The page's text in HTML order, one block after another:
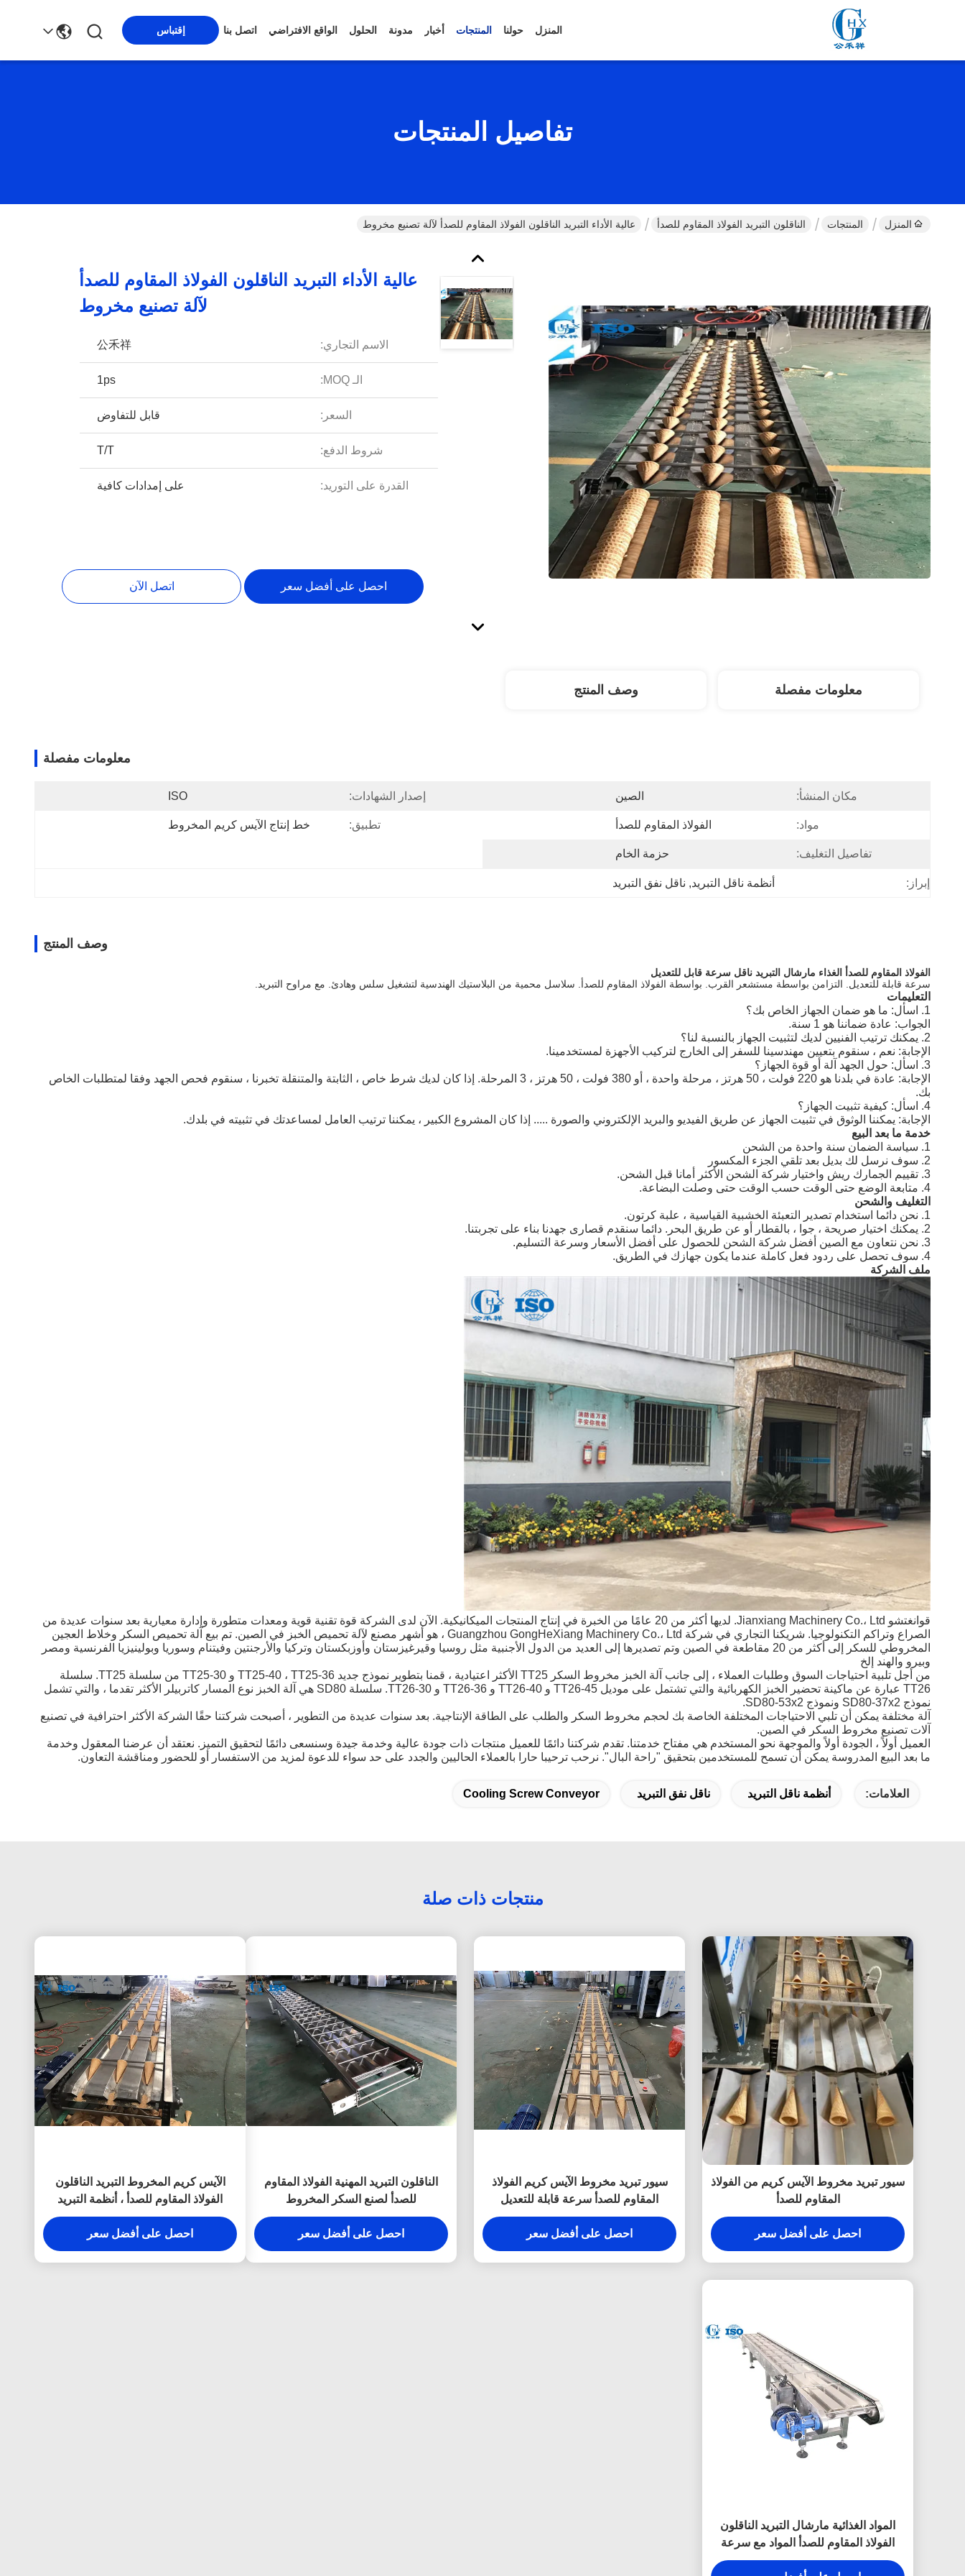
المنزل حولنا المنتجات أخبار مدونة الحلول الواقع الافتراضي اتصل بنا إقتباس
تفاصيل المنتجات
المنزل المنتجات الناقلون التبريد الفولاذ المقاوم للصدأ عالية الأداء التبريد الناقلون الفولاذ المقاوم للصدأ لآلة تصنيع مخروط
عالية الأداء التبريد الناقلون الفولاذ المقاوم للصدأ
لآلة تصنيع مخروط
الاسم التجاري: 公禾祥
الـ MOQ: 1ps
السعر: قابل للتفاوض
شروط الدفع: T/T
القدرة على التوريد: على إمدادات كافية
احصل على أفضل سعر اتصل الآن
معلومات مفصلة وصف المنتج
معلومات مفصلة
مكان المنشأ: الصين إصدار الشهادات: ISO
مواد: الفولاذ المقاوم للصدأ تطبيق: خط إنتاج الآيس كريم المخروط
تفاصيل التغليف: حزمة الخام
إبراز: أنظمة ناقل التبريد, ناقل نفق التبريد
وصف المنتج
الفولاذ المقاوم للصدأ الغذاء مارشال التبريد ناقل سرعة قابل للتعديل
سرعة قابلة للتعديل. التزامن بواسطة مستشعر القرب. بواسطة الفولاذ المقاوم للصدأ. سلاسل محمية من البلاستيك الهندسية لتشغيل سلس وهادئ. مع مراوح التبريد.
التعليمات
1. اسأل: ما هو ضمان الجهاز الخاص بك؟
الجواب: عادة ضماننا هو 1 سنة.
2. يمكنك ترتيب الفنيين لديك لتثبيت الجهاز بالنسبة لنا؟
الإجابة: نعم ، سنقوم بتعيين مهندسينا للسفر إلى الخارج لتركيب الأجهزة لمستخدمينا.
3. اسأل: حول الجهد آلة أو قوة الجهاز؟
الإجابة: عادة في بلدنا هو 220 فولت ، 50 هرتز ، مرحلة واحدة ، أو 380 فولت ، 50 هرتز ، 3 المرحلة. إذا كان لديك شرط خاص ، الثابتة والمتنقلة تخبرنا ، سنقوم فحص الجهد وفقا لمتطلبات الخاص
بك.
4. اسأل: كيفية تثبيت الجهاز؟
الإجابة: يمكننا الوثوق في تثبيت الجهاز عن طريق الفيديو والبريد الإلكتروني والصورة ..... إذا كان المشروع الكبير ، يمكننا ترتيب العامل لمساعدتك في تثبيته في بلدك.
خدمة ما بعد البيع
1. سياسة الضمان سنة واحدة من الشحن
2. سوف نرسل لك بديل بعد تلقي الجزء المكسور
3. تقييم الجمارك ريش واختيار شركة الشحن الأكثر أمانا قبل الشحن.
4. متابعة الوضع حتى الوقت حسب الوقت حتى وصلت البضاعة.
التغليف والشحن
1. نحن دائما استخدام تصدير التعبئة الخشبية القياسية ، علبة كرتون.
2. يمكنك اختيار صريحة ، جوا ، بالقطار أو عن طريق البحر. دائما سنقدم قصارى جهدنا بناء على تجربتنا.
3. نحن نتعاون مع الصين أفضل شركة الشحن للحصول على أفضل الأسعار وسرعة التسليم.
4. سوف تحصل على ردود فعل كاملة عندما يكون جهازك في الطريق.
ملف الشركة
قوانغتشو Jianxiang Machinery Co.، Ltd. لديها أكثر من 20 عامًا من الخبرة في إنتاج المنتجات الميكانيكية.
الآن لدى الشركة قوة تقنية قوية ومعدات متطورة وإدارة معيارية بعد سنوات عديدة من
الصراع وتراكم التكنولوجيا. شريكنا التجاري في شركة Guangzhou GongHeXiang Machinery Co.، Ltd ، هو أشهر مصنع لآلة تحميص الخبز في الصين.
تم بيع آلة تحميص السكر وخلاط العجين
المخروطي للسكر إلى أكثر من 20 مقاطعة في الصين وتم تصديرها إلى العديد من الدول الأجنبية مثل روسيا وقيرغيزستان وأوزبكستان وتركيا والأرجنتين وفيتنام وسوريا وبولينيزيا الفرنسية ومصر
وبيرو والهند إلخ
من أجل تلبية احتياجات السوق وطلبات العملاء ، إلى جانب آلة الخبز مخروط السكر TT25 الأكثر اعتيادية ، قمنا بتطوير نموذج جديد TT25-40 ، TT25-36 و TT25-30 من سلسلة TT25.
سلسلة
TT26 عبارة عن ماكينة تحضير الخبز الكهربائية والتي تشتمل على موديل TT26-45 و TT26-40 و TT26-36 و TT26-30.
سلسلة SD80 هي آلة الخبز نوع المسار كاتربيلر الأكثر تقدما ، والتي تشمل
نموذج SD80-37x2 ونموذج SD80-53x2.
آلة مختلفة يمكن أن تلبي الاحتياجات المختلفة الخاصة بك لحجم مخروط السكر والطلب على الطاقة الإنتاجية. بعد سنوات عديدة من التطوير ، أصبحت شركتنا حقًا الشركة الأكثر احترافية في تصنيع
آلات تصنيع مخروط السكر في الصين.
العميل أولاً ، الجودة أولاً والموجهة نحو المستخدم هي مفتاح خدمتنا. تقدم شركتنا دائمًا للعميل منتجات ذات جودة عالية وخدمة جيدة وسنسعى دائمًا لتحقيق التميز. نعتقد أن عرضنا المعقول وخدمة
ما بعد البيع المدروسة يمكن أن تسمح للمستخدمين بتحقيق "راحة البال". نرحب ترحيبا حارا بالعملاء الحاليين والجدد على حد سواء للدعوة لمزيد من الاستفسار أو للحضور ومناقشة التعاون.
العلامات: أنظمة ناقل التبريد ناقل نفق التبريد Cooling Screw Conveyor
منتجات ذات صلة
سيور تبريد مخروط الآيس كريم من الفولاذ
المقاوم للصدأ
احصل على أفضل سعر
سيور تبريد مخروط الآيس كريم الفولاذ
المقاوم للصدأ سرعة قابلة للتعديل
احصل على أفضل سعر
الناقلون التبريد المهنية الفولاذ المقاوم
للصدأ لصنع السكر المخروط
احصل على أفضل سعر
الآيس كريم المخروط التبريد الناقلون
الفولاذ المقاوم للصدأ ، أنظمة التبريد
الناقل
احصل على أفضل سعر
المواد الغذائية مارشال التبريد الناقلون
الفولاذ المقاوم للصدأ المواد مع سرعة
قابل للتعديل